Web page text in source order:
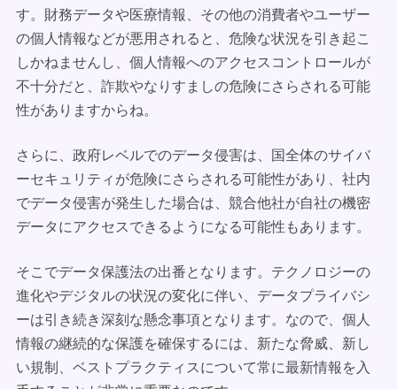
す。財務データや医療情報、その他の消費者やユーザー
の個人情報などが悪用されると、危険な状況を引き起こ
しかねませんし、個人情報へのアクセスコントロールが
不十分だと、詐欺やなりすましの危険にさらされる可能
性がありますからね。
さらに、政府レベルでのデータ侵害は、国全体のサイバ
ーセキュリティが危険にさらされる可能性があり、社内
でデータ侵害が発生した場合は、競合他社が自社の機密
データにアクセスできるようになる可能性もあります。
そこでデータ保護法の出番となります。テクノロジーの
進化やデジタルの状況の変化に伴い、データプライバシ
ーは引き続き深刻な懸念事項となります。なので、個人
情報の継続的な保護を確保するには、新たな脅威、新し
い規制、ベストプラクティスについて常に最新情報を入